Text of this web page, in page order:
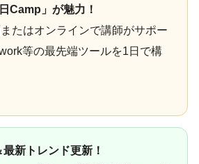
Camp」が魅力！
たはオンラインで講師がサポー
等の最先端ツールを1日で構
新トレンド更新！